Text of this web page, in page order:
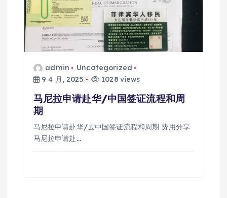
admin
Uncategorized
9 4 月, 2025
1028 views
马尼拉申请赴华/中国签证流程和周
期
马尼拉申请赴华/去中国签证流程和周期 费用分享
马尼拉申请赴…